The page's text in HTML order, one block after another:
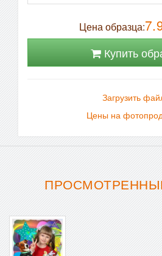
Цена образца:
Купить
Загрузить
Цены на